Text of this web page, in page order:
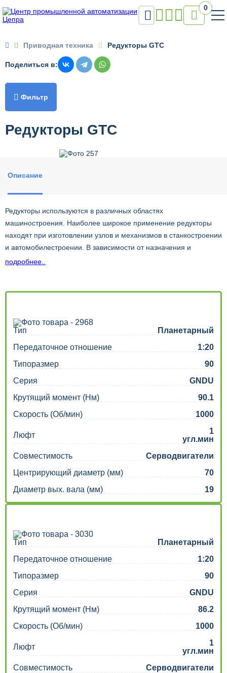
 0
 Приводная техника Редукторы GTC
Поделиться в:
 Фильтр
Редукторы GTC
Описание
Редукторы используются в различных областях
машиностроения. Наиболее широкое применение редукторы
находят при изготовлении узлов и механизмов в станкостроении
и автомобилестроении. В зависимости от назначения и
конструктивных особенностей различают планетарные,
подробнее..
Тип
Планетарный
Передаточное отношение
1:20
Типоразмер
90
Серия
GNDU
Крутящий момент (Нм)
90.1
Скорость (Об/мин)
1000
Люфт
1
угл.мин
Совместимость
Серводвигатели
Центрирующий диаметр (мм)
70
Диаметр вых. вала (мм)
19
Тип
Планетарный
Передаточное отношение
1:20
Типоразмер
90
Серия
GNDU
Крутящий момент (Нм)
86.2
Скорость (Об/мин)
1000
Люфт
1
угл.мин
Совместимость
Серводвигатели